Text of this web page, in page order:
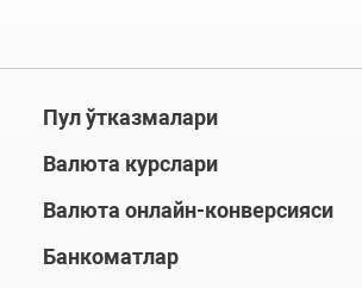
Пул ўтказмалари
Валюта курслари
Валюта онлайн-конверсияси
Банкоматлар